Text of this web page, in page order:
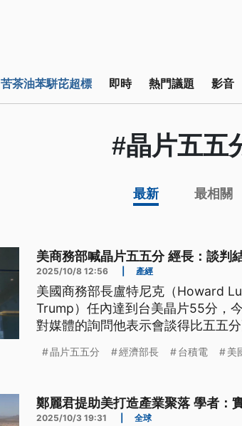
苦茶油苯駢芘超標 即時 熱門議題 影音
#晶片五五
最新 最相關
美商務部喊晶片五五分 經長：談判
2025/10/8 12:56 產經
美國商務部長盧特尼克（Howard
Trump）任內達到台美晶片55分，
對媒體的詢問他表示會談得比五五分
晶片五五分 經濟部長 台積電 美
鄭麗君提助美打造產業聚落 學者：
2025/10/3 19:31 全球